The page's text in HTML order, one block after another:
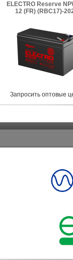
ELECTRO Reserve
12 (FR) (RBC17)-
Запросить оптовые